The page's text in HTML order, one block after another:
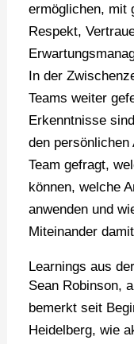
ermöglichen, mit
Respekt,
In der
Teams weiter
Erkenntnisse
den
Team gefragt,
können, welche
anwenden und
Miteinander
Learnings aus
Sean Robinson,
bemerkt seit
Heidelberg, wie